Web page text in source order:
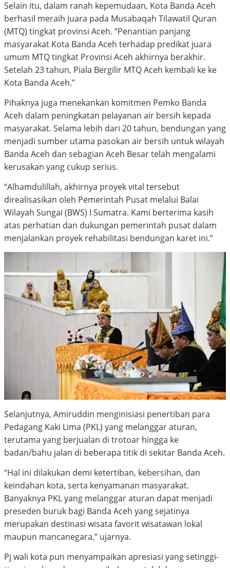
Selain itu, dalam ranah kepemudaan, Kota Banda Aceh
berhasil meraih juara pada Musabaqah Tilawatil Quran
(MTQ) tingkat provinsi Aceh. “Penantian panjang
masyarakat Kota Banda Aceh terhadap predikat juara
umum MTQ tingkat Provinsi Aceh akhirnya berakhir.
Setelah 23 tahun, Piala Bergilir MTQ Aceh kembali ke ke
Kota Banda Aceh.”
Pihaknya juga menekankan komitmen Pemko Banda
Aceh dalam peningkatan pelayanan air bersih kepada
masyarakat. Selama lebih dari 20 tahun, bendungan yang
menjadi sumber utama pasokan air bersih untuk wilayah
Banda Aceh dan sebagian Aceh Besar telah mengalami
kerusakan yang cukup serius.
“Alhamdulillah, akhirnya proyek vital tersebut
direalisasikan oleh Pemerintah Pusat melalui Balai
Wilayah Sungai (BWS) I Sumatra. Kami berterima kasih
atas perhatian dan dukungan pemerintah pusat dalam
menjalankan proyek rehabilitasi bendungan karet ini.”
Selanjutnya, Amiruddin menginisiasi penertiban para
Pedagang Kaki Lima (PKL) yang melanggar aturan,
terutama yang berjualan di trotoar hingga ke
badan/bahu jalan di beberapa titik di sekitar Banda Aceh.
“Hal ini dilakukan demi ketertiban, kebersihan, dan
keindahan kota, serta kenyamanan masyarakat.
Banyaknya PKL yang melanggar aturan dapat menjadi
preseden buruk bagi Banda Aceh yang sejatinya
merupakan destinasi wisata favorit wisatawan lokal
maupun mancanegara,” ujarnya.
Pj wali kota pun menyampaikan apresiasi yang setinggi-